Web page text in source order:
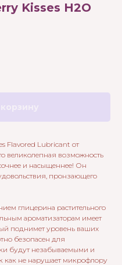
Kisses H2O
Flavored Lubricant от
великолепная возможность
и насыщеннее! Он
пронзающего
глицерина растительного
ароматизаторам имеет
поднимет уровень ваших
безопасен для
будут незабываемыми и
как не нарушает микрофлору